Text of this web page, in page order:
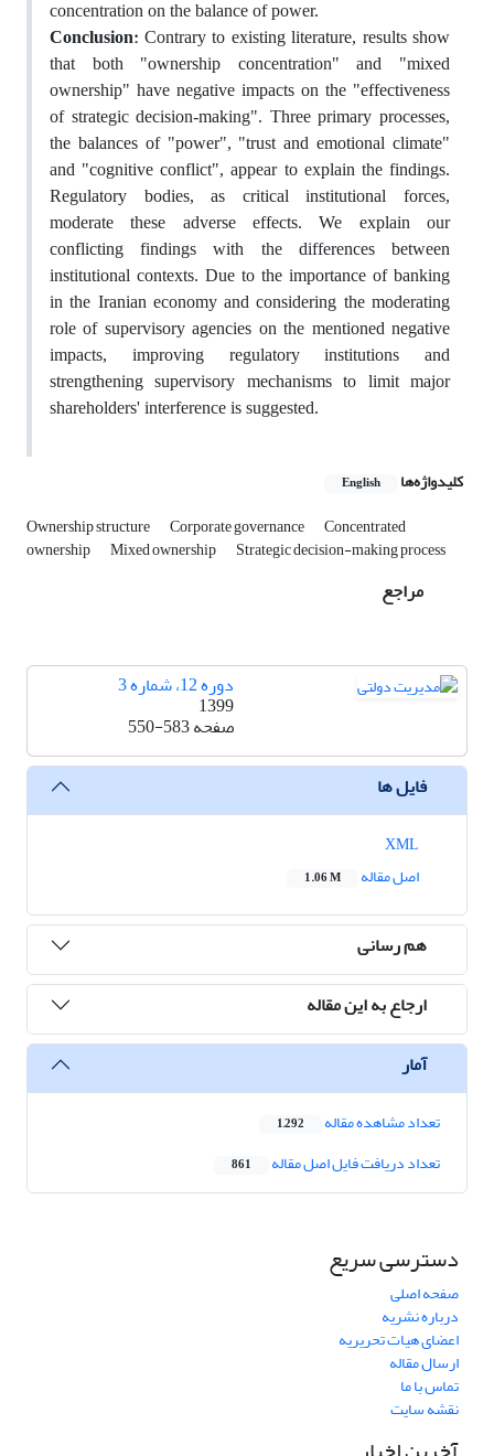
concentration on the balance of power.
Conclusion: Contrary to existing literature, results show
that both "ownership concentration" and "mixed
ownership" have negative impacts on the "effectiveness
of strategic decision-making". Three primary processes,
the balances of "power", "trust and emotional climate"
and "cognitive conflict", appear to explain the findings.
Regulatory bodies, as critical institutional forces,
moderate these adverse effects. We explain our
conflicting findings with the differences between
institutional contexts. Due to the importance of banking
in the Iranian economy and considering the moderating
role of supervisory agencies on the mentioned negative
impacts, improving regulatory institutions and
strengthening supervisory mechanisms to limit major
shareholders' interference is suggested.
کلیدواژه‌ها English
Ownership structure Corporate governance Concentrated
ownership Mixed ownership Strategic decision-making process
مراجع
دوره 12، شماره 3
1399
صفحه550-583
فایل ها
اصل مقاله
1.06 M
هم رسانی
ارجاع به این مقاله
آمار
تعداد مشاهده مقاله 1,292
تعداد دریافت فایل اصل مقاله 861
دسترسی سریع
صفحه اصلی
درباره نشریه
اعضای هیات تحریریه
ارسال مقاله
تماس با ما
نقشه سایت